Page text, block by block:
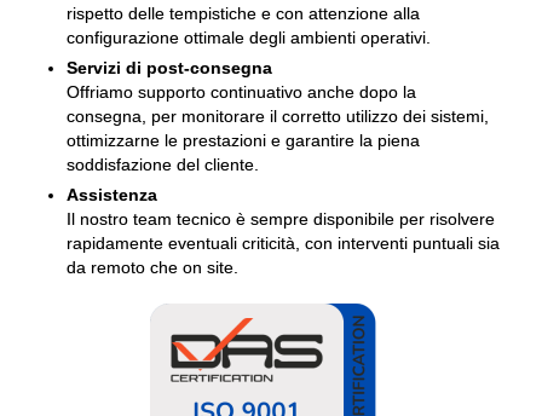
rispetto delle tempistiche e con attenzione alla
configurazione ottimale degli ambienti operativi.
Servizi di post-consegna
Offriamo supporto continuativo anche dopo la
consegna, per monitorare il corretto utilizzo dei sistemi,
ottimizzarne le prestazioni e garantire la piena
soddisfazione del cliente.
Assistenza
Il nostro team tecnico è sempre disponibile per risolvere
rapidamente eventuali criticità, con interventi puntuali sia
da remoto che on site.